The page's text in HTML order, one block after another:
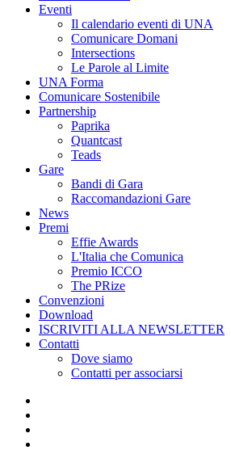
Eventi
Il calendario eventi di UNA
Comunicare Domani
Intersections
Le Parole al Limite
UNA Forma
Comunicare Sostenibile
Partnership
Paprika
Quantcast
Teads
Gare
Bandi di Gara
Raccomandazioni Gare
News
Premi
Effie Awards
L'Italia che Comunica
Premio ICCO
The PRize
Convenzioni
Download
ISCRIVITI ALLA NEWSLETTER
Contatti
Dove siamo
Contatti per associarsi